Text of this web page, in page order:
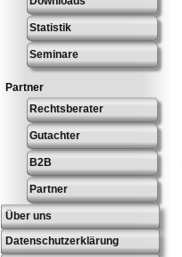
Statistik
Seminare
Partner
Rechtsberater
Gutachter
B2B
Partner
Über uns
Datenschutzerklärung